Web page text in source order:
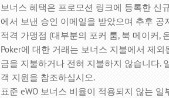
보너스 혜택은 프로모션 링크에 등록한 신
에서 보낸 승인 이메일을 받았으며 추후 공
적격 가맹점 (대부분의 포커 룸, 북 메이커,
Poker에 대한 거래는 보너스 지불에서 제외
금을 지불하거나 전혀 지불하지 않습니다.
객 지원을 참조하십시오.
표준 eWO 보너스 비율이 적용되지 않는